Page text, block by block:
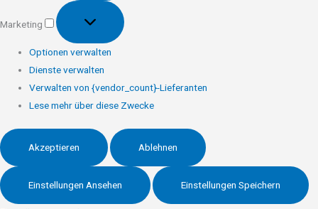
Marketing
Marketing
Optionen verwalten
Dienste verwalten
Verwalten von {vendor_count}-Lieferanten
Lese mehr über diese Zwecke
Akzeptieren Ablehnen
Einstellungen Ansehen Einstellungen Speichern